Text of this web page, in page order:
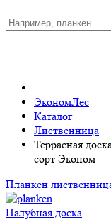
ЭкономЛес
Каталог
Лиственница
Террасная
сорт Эконом
Планкен
Палубная доска